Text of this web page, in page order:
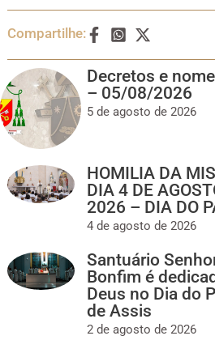
Compartilhe:
Decretos e
– 05/08/2026
5 de agosto de 2026
HOMILIA DA
DIA 4 DE
2026 – DIA DO
4 de agosto de 2026
Santuário
Bonfim é
Deus no Dia do
de Assis
2 de agosto de 2026